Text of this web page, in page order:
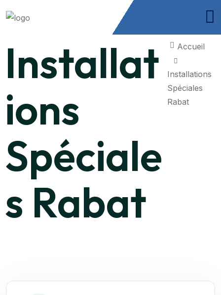
Installat
ions
Spéciale
s Rabat
Accueil
Installations
Spéciales
Rabat